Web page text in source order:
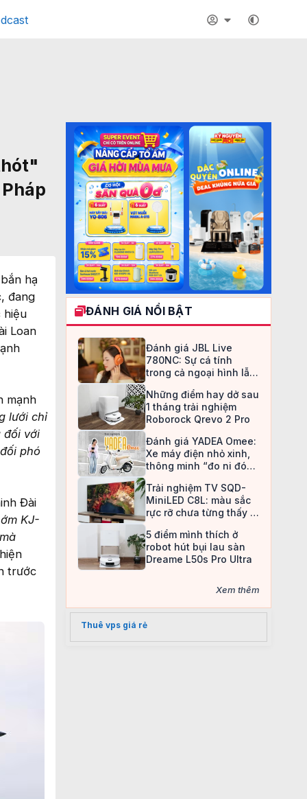
hạ
đang
hiệu
Loan
mạnh
lưới chỉ
đối với
phó
Đài
KJ-
trước
ĐÁNH GIÁ NỔI BẬT
Đánh giá JBL Live
780NC: Sự cá tính
trong cả ngoại hình lẫn
Những điểm hay dở sau
1 tháng trải nghiệm
Roborock Qrevo 2 Pro
Đánh giá YADEA Omee:
Xe máy điện nhỏ xinh,
thông minh “đo ni đóng
Trải nghiệm TV SQD-
MiniLED C8L: màu sắc
rực rỡ chưa từng thấy ở
5 điểm mình thích ở
robot hút bụi lau sàn
Dreame L50s Pro Ultra
Xem thêm
Thuê vps giá rẻ